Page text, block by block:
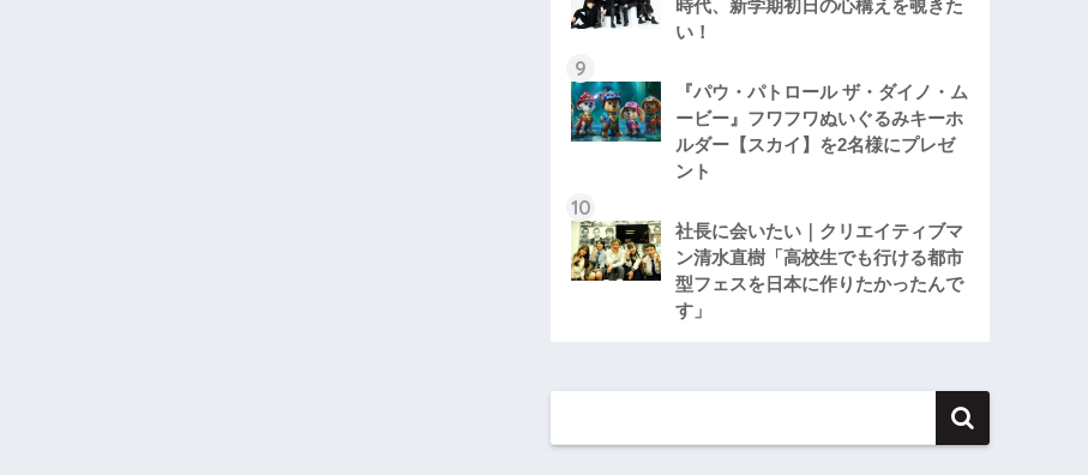
時代、新学期初日の心構えを覗きた
い！
『パウ・パトロール ザ・ダイノ・ム
ービー』フワフワぬいぐるみキーホ
ルダー【スカイ】を2名様にプレゼ
ント
社長に会いたい｜クリエイティブマ
ン清水直樹「高校生でも行ける都市
型フェスを日本に作りたかったんで
す」